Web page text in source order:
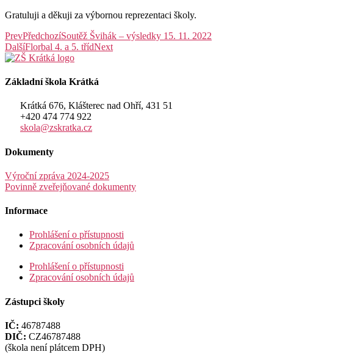
Gratuluji a děkuji za výbornou reprezentaci školy.
PrevPředchozíSoutěž Švihák – výsledky 15. 11. 2022
DalšíFlorbal 4. a 5. třídNext
Základní škola Krátká
Krátká 676, Klášterec nad Ohří, 431 51
+420 474 774 922
skola@zskratka.cz
Dokumenty
Výroční zpráva 2024-2025
Povinně zveřejňované dokumenty
Informace
Prohlášení o přístupnosti
Zpracování osobních údajů
Prohlášení o přístupnosti
Zpracování osobních údajů
Zástupci školy
IČ: 46787488
DIČ: CZ46787488
(škola není plátcem DPH)